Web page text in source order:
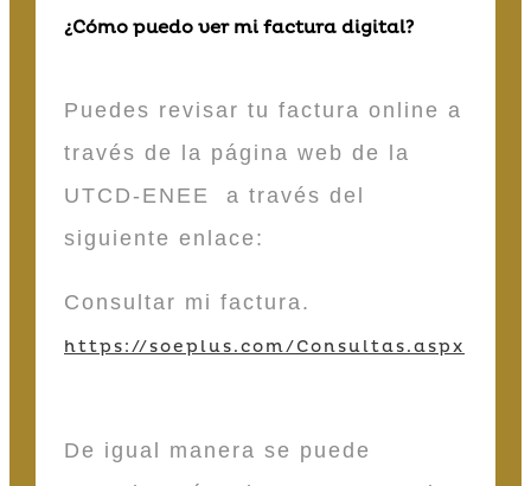
¿Cómo puedo ver mi factura digital?
Puedes revisar tu factura online a
través de la página web de la
UTCD-ENEE a través del
siguiente enlace:
Consultar mi factura.
https://soeplus.com/Consultas.aspx
De igual manera se puede